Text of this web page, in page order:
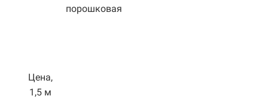
порошковая
Цена,
1,5 м